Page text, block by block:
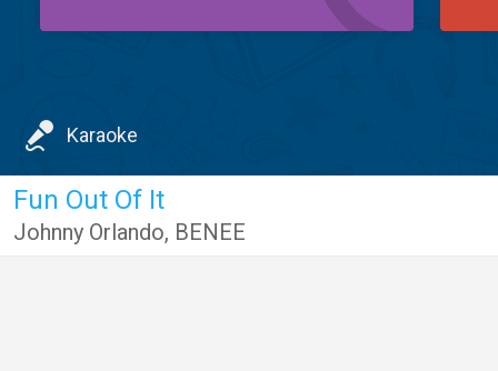
Karaoke
Fun Out Of It
Johnny Orlando, BENEE